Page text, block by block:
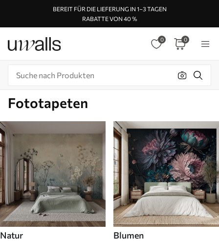
BEREIT FÜR DIE LIEFERUNG IN 1–3 TAGEN
RABATTE VON 40 %
0 0
Fototapeten
Natur Blumen